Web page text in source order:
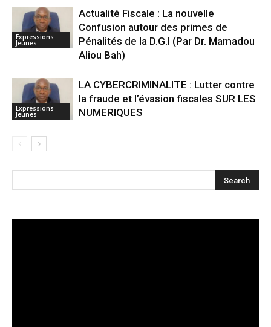
Expressions
Jeunes
Actualité Fiscale : La nouvelle
Confusion autour des primes de
Pénalités de la D.G.I (Par Dr. Mamadou
Aliou Bah)
Expressions
Jeunes
LA CYBERCRIMINALITE : Lutter contre
la fraude et l’évasion fiscales SUR LES
NUMERIQUES